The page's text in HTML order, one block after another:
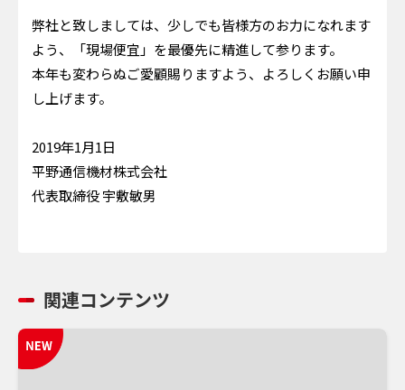
弊社と致しましては、少しでも皆様方のお力になれます
よう、「現場便宜」を最優先に精進して参ります。
本年も変わらぬご愛顧賜りますよう、よろしくお願い申
し上げます。
2019年1月1日
平野通信機材株式会社
代表取締役 宇敷敏男
関連コンテンツ